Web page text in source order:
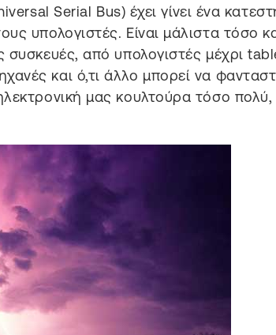
Serial Bus) έχει γίνει ένα
υπολογιστές. Είναι μάλιστα τόσο
συσκευές, από υπολογιστές μέχρι
και ό,τι άλλο μπορεί να
μας κουλτούρα τόσο